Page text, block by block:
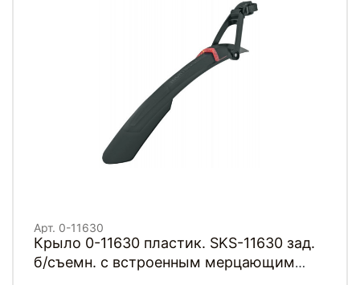
Арт. 0-11630
Крыло 0-11630 пластик. SKS-11630 зад.
б/съемн. с встроенным мерцающим